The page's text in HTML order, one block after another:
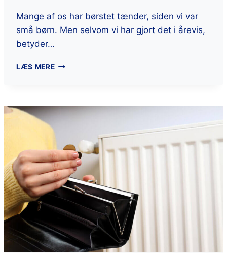
Mange af os har børstet tænder, siden vi var
små børn. Men selvom vi har gjort det i årevis,
betyder…
LÆS MERE